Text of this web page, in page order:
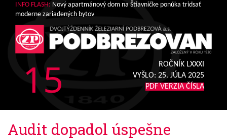
INFO FLASH: Nový apartmánový dom na Štiavničke ponúka tridsať
moderne zariadených bytov
15
ROČNÍK LXXXI
VYŠLO: 25. JÚLA 2025
PDF VERZIA ČÍSLA
Audit dopadol úspešne